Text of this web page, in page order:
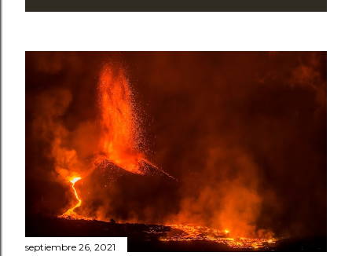
septiembre 26, 2021